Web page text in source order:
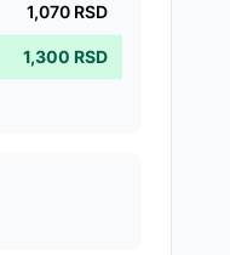
1,070 RSD
1,300 RSD